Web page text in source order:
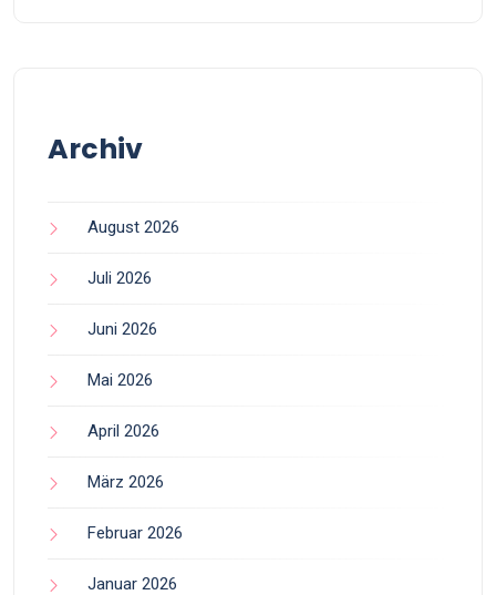
Archiv
August 2026
Juli 2026
Juni 2026
Mai 2026
April 2026
März 2026
Februar 2026
Januar 2026